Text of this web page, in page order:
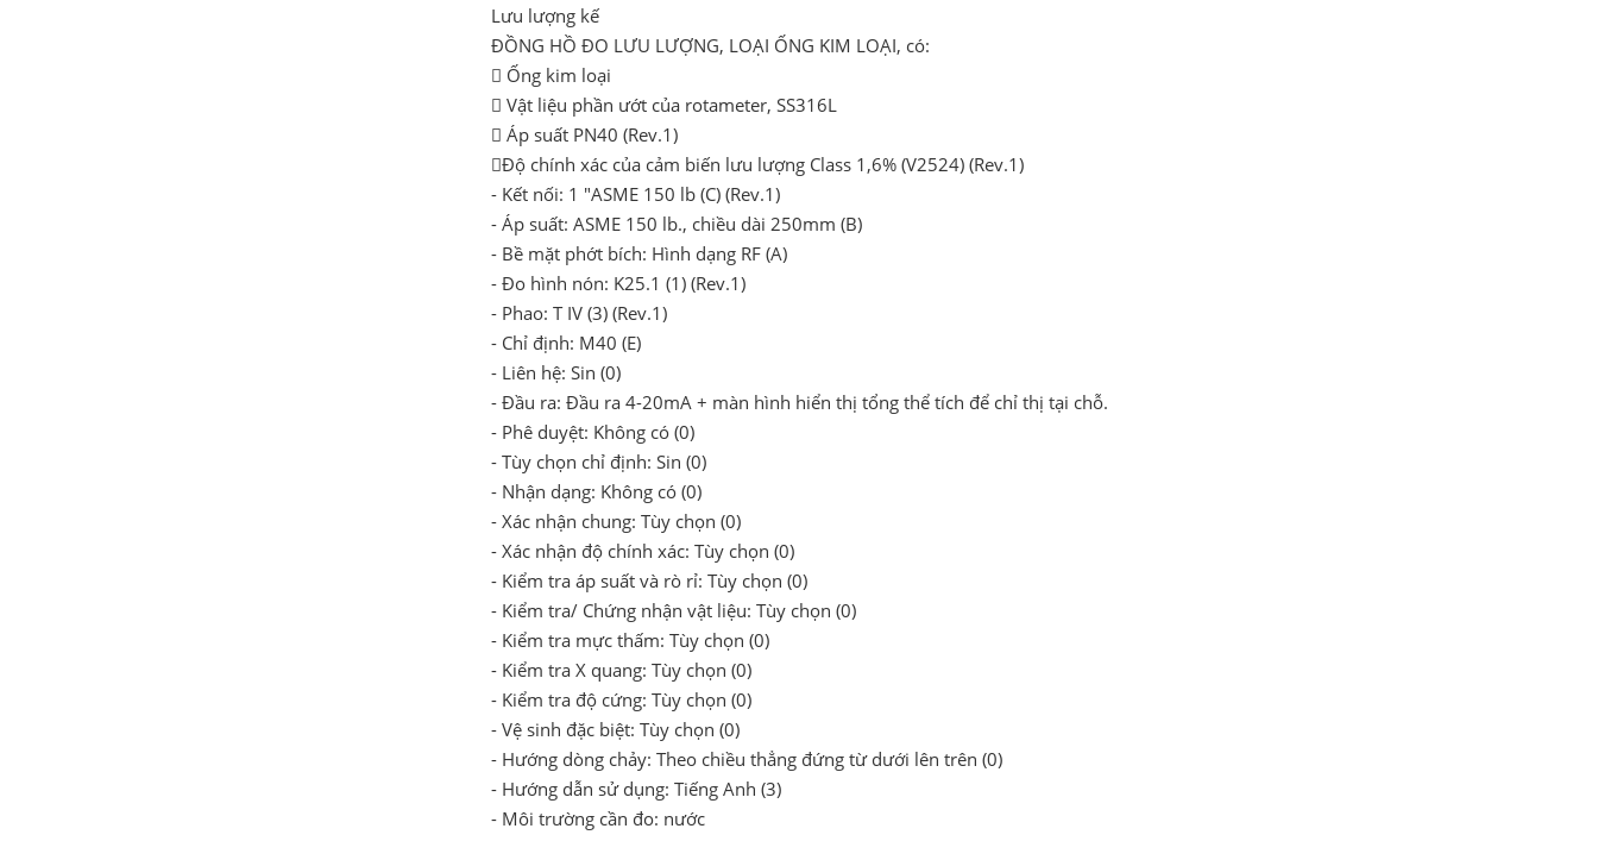
Lưu lượng kế
ĐỒNG HỒ ĐO LƯU LƯỢNG, LOẠI ỐNG KIM LOẠI, có:
 Ống kim loại
 Vật liệu phần ướt của rotameter, SS316L
 Áp suất PN40 (Rev.1)
Độ chính xác của cảm biến lưu lượng Class 1,6% (V2524) (Rev.1)
- Kết nối: 1 "ASME 150 lb (C) (Rev.1)
- Áp suất: ASME 150 lb., chiều dài 250mm (B)
- Bề mặt phớt bích: Hình dạng RF (A)
- Đo hình nón: K25.1 (1) (Rev.1)
- Phao: T IV (3) (Rev.1)
- Chỉ định: M40 (E)
- Liên hệ: Sin (0)
- Đầu ra: Đầu ra 4-20mA + màn hình hiển thị tổng thể tích để chỉ thị tại chỗ.
- Phê duyệt: Không có (0)
- Tùy chọn chỉ định: Sin (0)
- Nhận dạng: Không có (0)
- Xác nhận chung: Tùy chọn (0)
- Xác nhận độ chính xác: Tùy chọn (0)
- Kiểm tra áp suất và rò rỉ: Tùy chọn (0)
- Kiểm tra/ Chứng nhận vật liệu: Tùy chọn (0)
- Kiểm tra mực thấm: Tùy chọn (0)
- Kiểm tra X quang: Tùy chọn (0)
- Kiểm tra độ cứng: Tùy chọn (0)
- Vệ sinh đặc biệt: Tùy chọn (0)
- Hướng dòng chảy: Theo chiều thẳng đứng từ dưới lên trên (0)
- Hướng dẫn sử dụng: Tiếng Anh (3)
- Môi trường cần đo: nước